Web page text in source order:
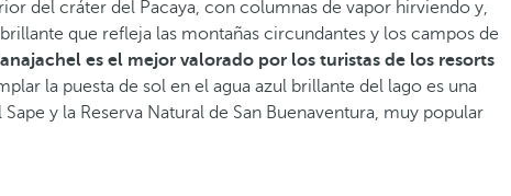
del cráter del Pacaya, con columnas de vapor hirviendo y,
que refleja las montañas circundantes y los campos de
es el mejor valorado por los turistas de los resorts
la puesta de sol en el agua azul brillante del lago es una
y la Reserva Natural de San Buenaventura, muy popular